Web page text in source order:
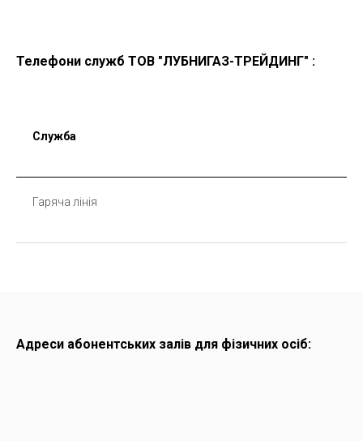
Телефони служб ТОВ "ЛУБНИГАЗ-ТРЕЙДИНГ" :
Служба
Гаряча лінія
Адреси абонентських залів для фізичних осіб: